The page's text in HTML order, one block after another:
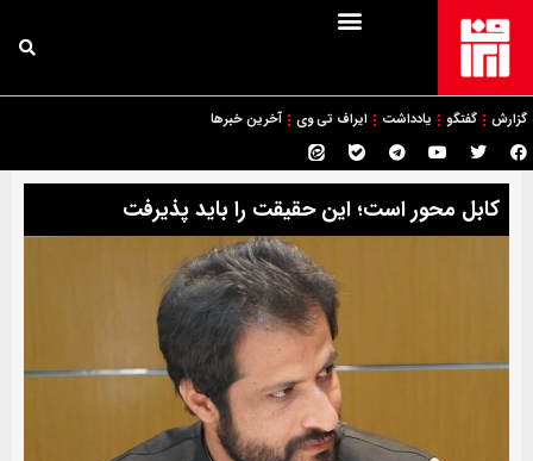
گزارش گفتگو یادداشت ایراف تی وی آخرین خبرها
کابل محور است؛ این حقیقت را باید پذیرفت